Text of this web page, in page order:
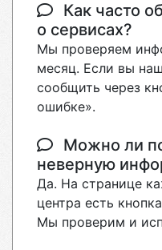
Как часто
о сервисах?
Мы проверяем
месяц. Если вы
сообщить через
ошибке».
Можно ли
неверную
Да. На странице
центра есть
Мы проверим и